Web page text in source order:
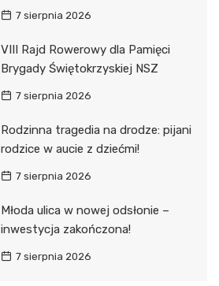
7 sierpnia 2026
VIII Rajd Rowerowy dla Pamięci
Brygady Świętokrzyskiej NSZ
7 sierpnia 2026
Rodzinna tragedia na drodze: pijani
rodzice w aucie z dziećmi!
7 sierpnia 2026
Młoda ulica w nowej odsłonie –
inwestycja zakończona!
7 sierpnia 2026